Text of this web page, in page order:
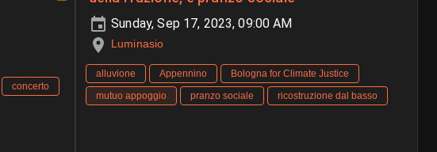
concerto
Sunday, Sep 17, 2023, 09:00 AM
Luminasio
alluvione Appennino
Bologna for Climate Justice
mutuo appoggio
pranzo sociale ricostruzione dal basso